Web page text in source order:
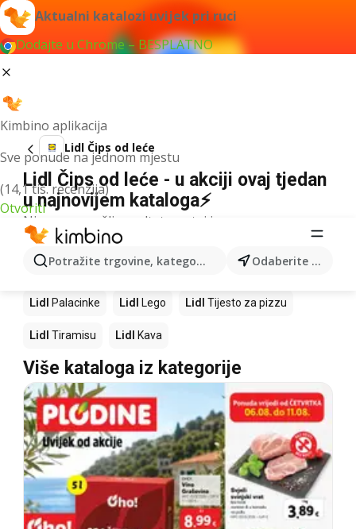
Aktualni katalozi uvijek pri ruci
Dodajte u Chrome – BESPLATNO
Kimbino aplikacija
Sve ponude na jednom mjestu
(14,1 tis. recenzija)
Otvoriti
Potražite trgovine, kategorije, proizvode... Odaberite grad
Lidl Čips od leće
Lidl Čips od leće - u akciji ovaj tjedan
u najnovijem kataloga⚡
Nismo pronašli rezultate za taj izraz.
Slijedeći proizvodi u trgovinama Lidl
Lidl Lidl Pizza Lidl Cheesecake
Lidl Palacinke Lidl Lego Lidl Tijesto za pizzu
Lidl Tiramisu Lidl Kava
Više kataloga iz kategorije